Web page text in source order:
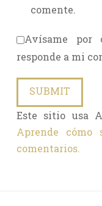
comente.
Avísame por
responde a mi
Este sitio usa
Aprende cómo
comentarios.